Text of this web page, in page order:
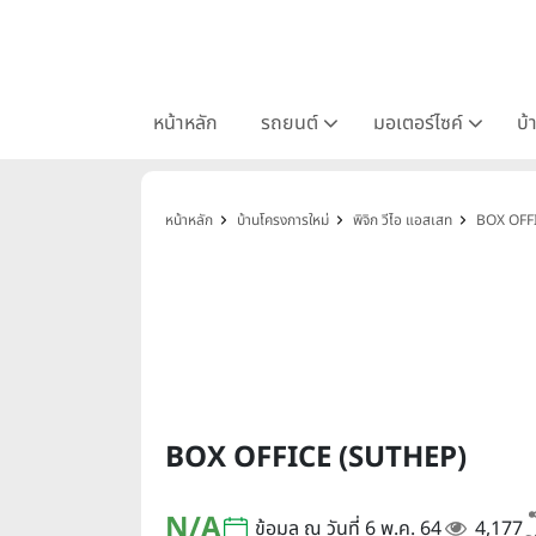
หน้าหลัก รถยนต์ มอเตอร์ไซค์ บ้
หน้าหลัก บ้านโครงการใหม่ พิจิก วีไอ แอสเสท BOX
BOX OFFICE (SUTHEP)
ข้อมูล ณ วันที่ 6 พ.ค. 64 4,177